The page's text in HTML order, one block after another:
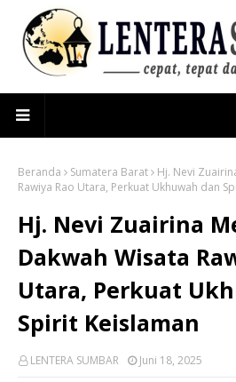
Beranda Sumatera Barat
Hj. Nevi
Rawiya Rao Utara, Perkuat Ukhuwah dan
Hj. Nevi Zuairina
Dakwah Wisata
Utara, Perkuat
Spirit Keislaman
LENTERA SUMBAR Juni 18, 2025